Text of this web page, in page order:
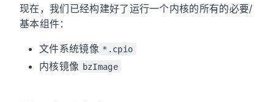
现在，我们已经构建好了运行一个内核的所有的必要/
基本组件：
文件系统镜像 *.cpio
内核镜像 bzImage